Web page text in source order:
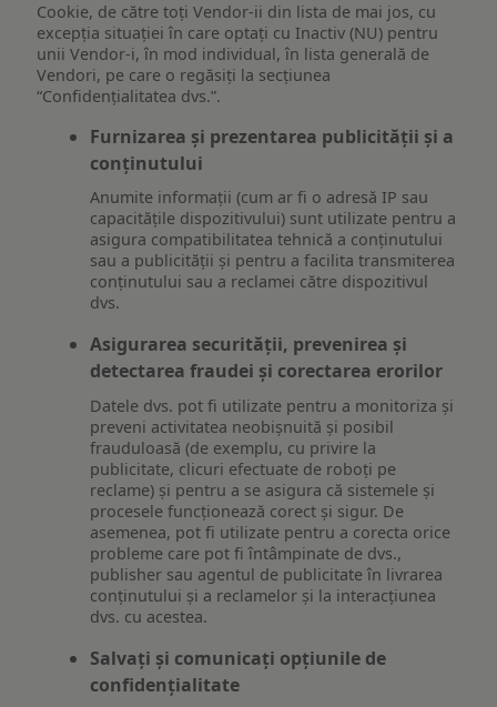
Cookie, de către toți Vendor-ii din lista de mai jos, cu
excepția situației în care optați cu Inactiv (NU) pentru
unii Vendor-i, în mod individual, în lista generală de
Vendori, pe care o regăsiți la secțiunea
“Confidențialitatea dvs.”.
Furnizarea și prezentarea publicității și a
conținutului
Anumite informații (cum ar fi o adresă IP sau
capacitățile dispozitivului) sunt utilizate pentru a
asigura compatibilitatea tehnică a conținutului
sau a publicității și pentru a facilita transmiterea
conținutului sau a reclamei către dispozitivul
dvs.
Asigurarea securității, prevenirea și
detectarea fraudei și corectarea erorilor
Datele dvs. pot fi utilizate pentru a monitoriza și
preveni activitatea neobișnuită și posibil
frauduloasă (de exemplu, cu privire la
publicitate, clicuri efectuate de roboți pe
reclame) și pentru a se asigura că sistemele și
procesele funcționează corect și sigur. De
asemenea, pot fi utilizate pentru a corecta orice
probleme care pot fi întâmpinate de dvs.,
publisher sau agentul de publicitate în livrarea
conținutului și a reclamelor și la interacțiunea
dvs. cu acestea.
Salvați și comunicați opțiunile de
confidențialitate